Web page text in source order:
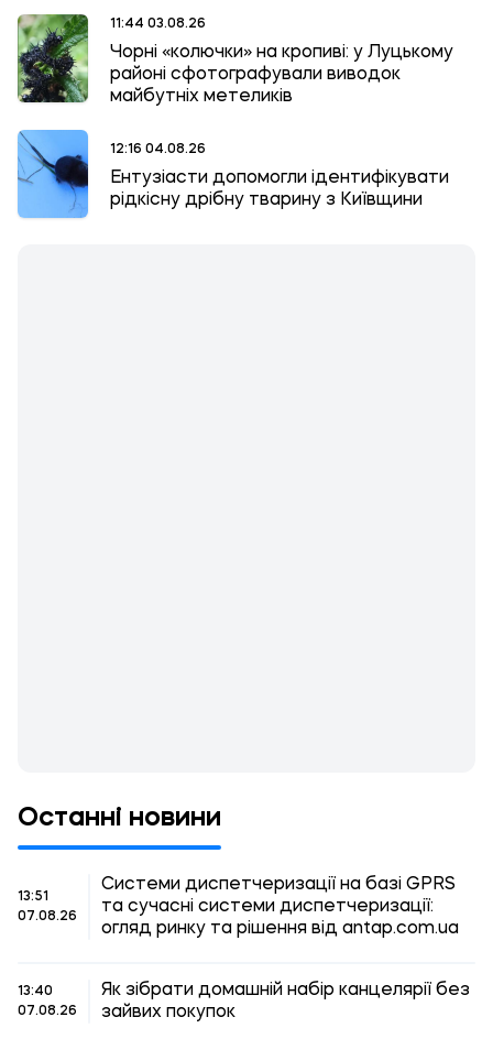
11:44 03.08.26
Чорні «колючки» на кропиві: у Луцькому
районі сфотографували виводок
майбутніх метеликів
12:16 04.08.26
Ентузіасти допомогли ідентифікувати
рідкісну дрібну тварину з Київщини
Останні новини
13:51
07.08.26
Системи диспетчеризації на базі GPRS
та сучасні системи диспетчеризації:
огляд ринку та рішення від antap.com.ua
13:40
07.08.26
Як зібрати домашній набір канцелярії без
зайвих покупок